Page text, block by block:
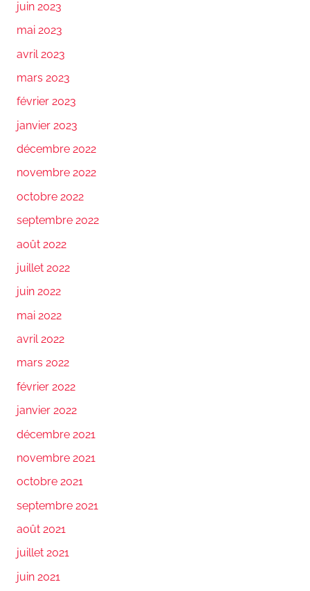
juin 2023
mai 2023
avril 2023
mars 2023
février 2023
janvier 2023
décembre 2022
novembre 2022
octobre 2022
septembre 2022
août 2022
juillet 2022
juin 2022
mai 2022
avril 2022
mars 2022
février 2022
janvier 2022
décembre 2021
novembre 2021
octobre 2021
septembre 2021
août 2021
juillet 2021
juin 2021